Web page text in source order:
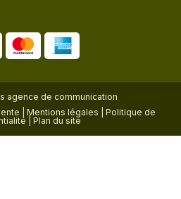
agence de communication
Mentions légales
Politique de
Plan du site